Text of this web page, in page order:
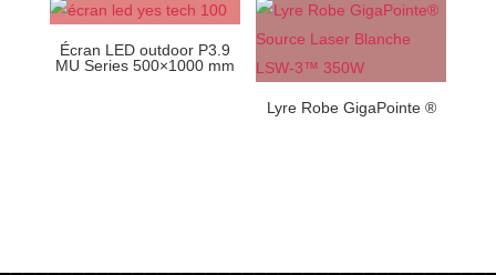
Écran LED outdoor P3.9
MU Series 500×1000 mm
Lyre Robe GigaPointe ®